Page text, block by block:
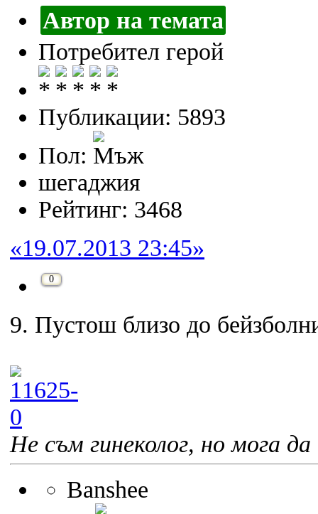
Автор на темата
Потребител герой
Публикации: 5893
Пол:
шегаджия
Рейтинг: 3468
«19.07.2013 23:45»
0
9. Пустош близо до
Не съм гинеколог, но мога да
Banshee